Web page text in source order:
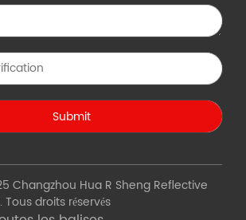
Changzhou Hua R Sheng Reflective
Tous droits réservés